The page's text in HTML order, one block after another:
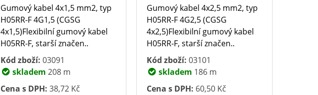
Gumový kabel 4x1,5 mm2, typ
H05RR-F 4G1,5 (CGSG
4x1,5)Flexibilní gumový kabel
H05RR-F, starší značen..
Kód zboží: 03091
skladem 208 m
Cena s DPH: 38,72 Kč
Gumový kabel 4x2,5 mm2, typ
H05RR-F 4G2,5 (CGSG
4x2,5)Flexibilní gumový kabel
H05RR-F, starší značen..
Kód zboží: 03101
skladem 186 m
Cena s DPH: 60,50 Kč